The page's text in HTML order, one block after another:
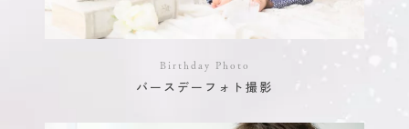
Birthday Photo
バースデーフォト撮影